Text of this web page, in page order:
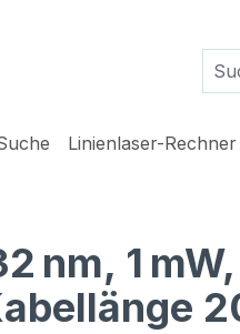
Linienlaser-Rechner
nm, 1